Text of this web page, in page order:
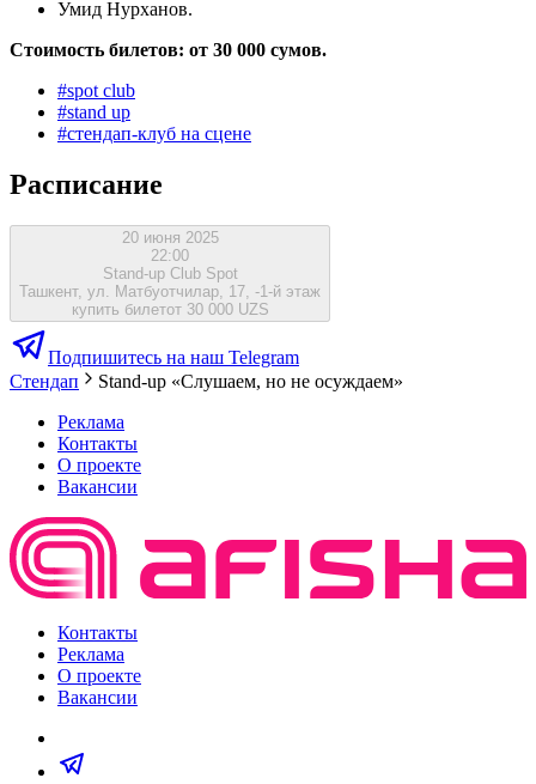
Умид Нурханов.
Стоимость билетов: от 30 000 сумов.
#spot club
#stand up
#стендап-клуб на сцене
Расписание
20 июня 2025
22:00
Stand-up Club Spot
Ташкент, ул. Матбуотчилар, 17, -1-й этаж
купить билетот 30 000 UZS
Подпишитесь на наш Telegram
Стендап
Stand-up «Слушаем, но не осуждаем»
Реклама
Контакты
О проекте
Вакансии
Контакты
Реклама
О проекте
Вакансии